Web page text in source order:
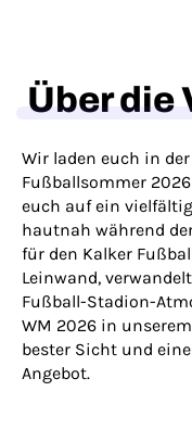
Über die
Wir laden euch in der
Fußballsommer 2026
euch auf ein
hautnah während
für den Kalker
Leinwand,
Fußball-Stadion-
WM 2026 in
bester Sicht und
Angebot.